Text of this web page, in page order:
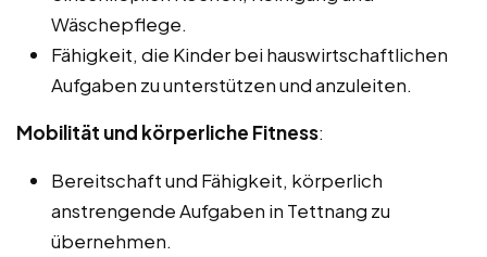
Wäschepflege.
Fähigkeit, die Kinder bei hauswirtschaftlichen
Aufgaben zu unterstützen und anzuleiten.
Mobilität und körperliche Fitness:
Bereitschaft und Fähigkeit, körperlich
anstrengende Aufgaben in Tettnang zu
übernehmen.